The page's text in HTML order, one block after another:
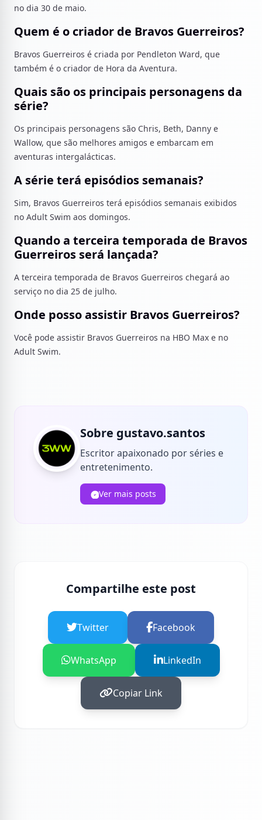
no dia 30 de maio.
Quem é o criador de Bravos Guerreiros?
Bravos Guerreiros é criada por Pendleton Ward, que
também é o criador de Hora da Aventura.
Quais são os principais personagens da
série?
Os principais personagens são Chris, Beth, Danny e
Wallow, que são melhores amigos e embarcam em
aventuras intergalácticas.
A série terá episódios semanais?
Sim, Bravos Guerreiros terá episódios semanais exibidos
no Adult Swim aos domingos.
Quando a terceira temporada de Bravos
Guerreiros será lançada?
A terceira temporada de Bravos Guerreiros chegará ao
serviço no dia 25 de julho.
Onde posso assistir Bravos Guerreiros?
Você pode assistir Bravos Guerreiros na HBO Max e no
Adult Swim.
Sobre gustavo.santos
Escritor apaixonado por séries e
entretenimento.
Ver mais posts
Compartilhe este post
Twitter Facebook
WhatsApp LinkedIn
Copiar Link